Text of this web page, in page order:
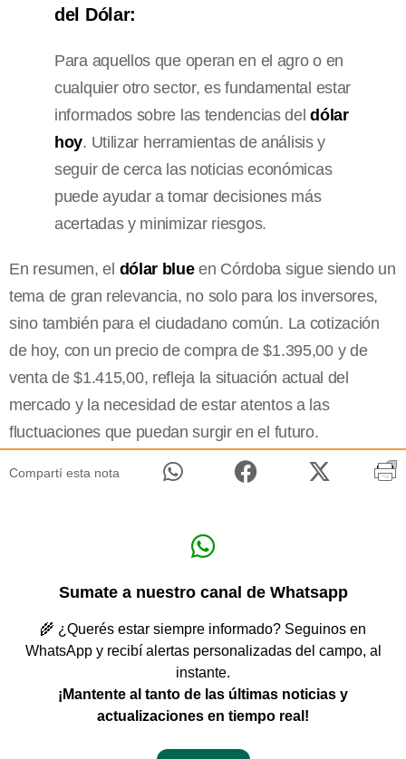
del Dólar:
Para aquellos que operan en el agro o en
cualquier otro sector, es fundamental estar
informados sobre las tendencias deldólar
hoy. Utilizar herramientas de análisis y
seguir de cerca las noticias económicas
puede ayudar a tomar decisiones más
acertadas y minimizar riesgos.
En resumen, el dólar blueen Córdoba sigue siendo un
tema de gran relevancia, no solo para los inversores,
sino también para el ciudadano común. La cotización
de hoy, con un precio de compra de $1.395,00 y de
venta de $1.415,00, refleja la situación actual del
mercado y la necesidad de estar atentos a las
fluctuaciones que puedan surgir en el futuro.
Compartí esta nota
Sumate a nuestro canal de Whatsapp
🌾 ¿Querés estar siempre informado? Seguinos en
WhatsApp y recibí alertas personalizadas del campo, al
instante.
¡Mantente al tanto de las últimas noticias y
actualizaciones en tiempo real!